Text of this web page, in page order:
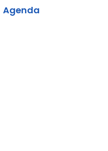
Agenda